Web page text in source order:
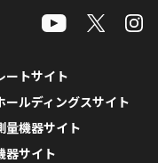
ートサイト
ールディングスサイト
量機器サイト
器サイト